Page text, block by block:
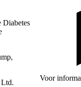
Diabetes
Ltd.
Voor